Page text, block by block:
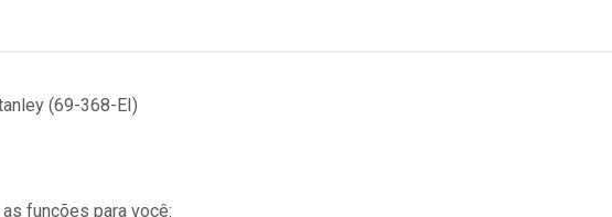
(69-368-EI)
funções para você: